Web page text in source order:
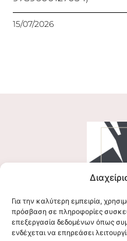
Για την καλύτερη εμπειρία,
πρόσβαση σε πληροφορίες
επεξεργασία δεδομένων όπως
ενδέχεται να επηρεάσει
15/07/2026
Ακολουθήστε μας